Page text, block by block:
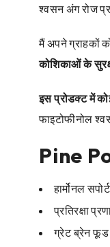
श्वसन अंग रोज
मैं अपने ग्राहकों
कोशिकाओं के
इस प्रोडक्ट में
फाइटोफीनोल
Pine
हार्मोनल सपोर्ट
प्रतिरक्षा
ग्रेट ब्रेन फूड